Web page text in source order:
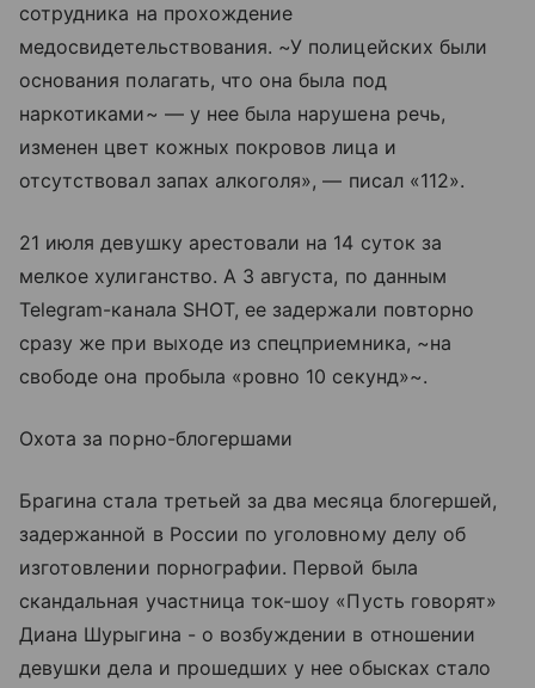
сотрудника на прохождение
медосвидетельствования. ~У полицейских были
основания полагать, что она была под
наркотиками~ — у нее была нарушена речь,
изменен цвет кожных покровов лица и
отсутствовал запах алкоголя», — писал «112».
21 июля девушку арестовали на 14 суток за
мелкое хулиганство. А 3 августа, по данным
Telegram-канала SHOT, ее задержали повторно
сразу же при выходе из спецприемника, ~на
свободе она пробыла «ровно 10 секунд»~.
Охота за порно-блогершами
Брагина стала третьей за два месяца блогершей,
задержанной в России по уголовному делу об
изготовлении порнографии. Первой была
скандальная участница ток-шоу «Пусть говорят»
Диана Шурыгина - о возбуждении в отношении
девушки дела и прошедших у нее обысках стало